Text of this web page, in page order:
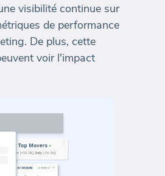
visibilité continue sur
de performance
De plus, cette
voir l'impact